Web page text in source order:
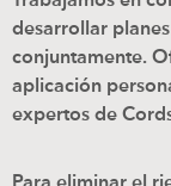
desarrollar
conjuntamente.
aplicación
expertos de